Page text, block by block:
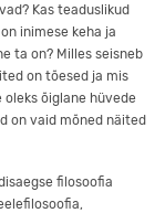
Kas teaduslikud
inimese keha ja
ta on? Milles seisneb
on tõesed ja mis
õiglane hüvede
on vaid mõned näited
filosoofia